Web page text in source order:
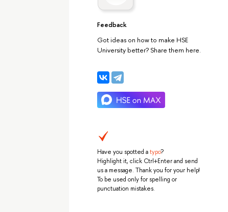
Feedback
Got ideas on how to make HSE
University better? Share them here.
Have you spotted atypo?
Highlight it, click Ctrl+Enter and send
us a message. Thank you for your help!
To be used only for spelling or
punctuation mistakes.